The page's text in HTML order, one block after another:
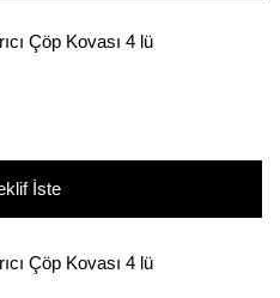
Çöp Kovası 4 lü
İste
Çöp Kovası 4 lü